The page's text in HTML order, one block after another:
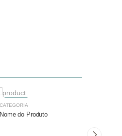
CATEGORIA
Nome do Produto